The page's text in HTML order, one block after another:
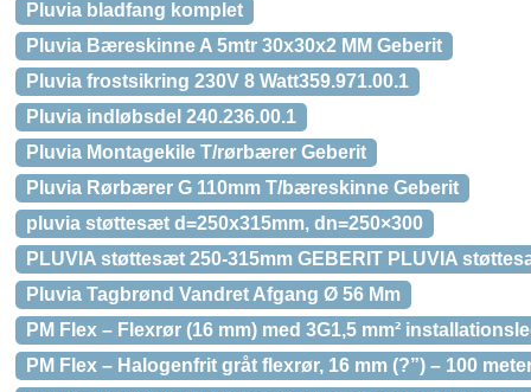
Pluvia bladfang komplet
Pluvia Bæreskinne A 5mtr 30x30x2 MM Geberit
Pluvia frostsikring 230V 8 Watt359.971.00.1
Pluvia indløbsdel 240.236.00.1
Pluvia Montagekile T/rørbærer Geberit
Pluvia Rørbærer G 110mm T/bæreskinne Geberit
pluvia støttesæt d=250x315mm, dn=250×300
PLUVIA støttesæt 250-315mm GEBERIT PLUVIA
Pluvia Tagbrønd Vandret Afgang Ø 56 Mm
PM Flex – Flexrør (16 mm) med 3G1,5 mm²
PM Flex – Halogenfrit gråt flexrør, 16 mm (?”) – 100